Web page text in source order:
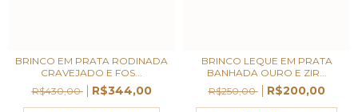
BRINCO EM PRATA RODINADA
CRAVEJADO E FOS...
R$430,00
R$344,00
BRINCO LEQUE EM PRATA
BANHADA OURO E ZIR...
R$250,00
R$200,00